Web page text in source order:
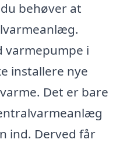
behøver at
varmepumpe i
installere nye
Det er bare
ind. Derved får